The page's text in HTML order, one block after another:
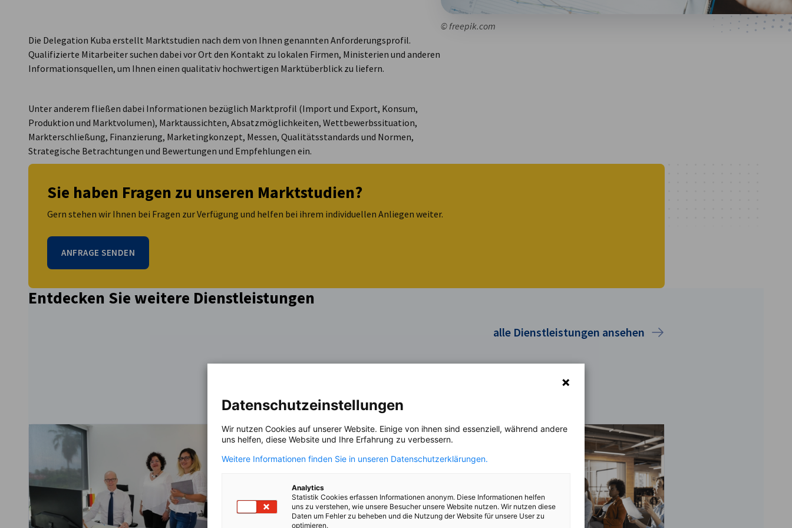
© freepik.com
Die Delegation Kuba erstellt Marktstudien nach dem von Ihnen genannten Anforderungsprofil.
Qualifizierte Mitarbeiter suchen dabei vor Ort den Kontakt zu lokalen Firmen, Ministerien und anderen
Informationsquellen, um Ihnen einen qualitativ hochwertigen Marktüberblick zu liefern.
Unter anderem fließen dabei Informationen bezüglich Marktprofil (Import und Export, Konsum,
Produktion und Marktvolumen), Marktaussichten, Absatzmöglichkeiten, Wettbewerbssituation,
Markterschließung, Finanzierung, Marketingkonzept, Messen, Qualitätsstandards und Normen,
Strategische Betrachtungen und Bewertungen und Empfehlungen ein.
Sie haben Fragen zu unseren Marktstudien?
Gern stehen wir Ihnen bei Fragen zur Verfügung und helfen bei ihrem individuellen Anliegen weiter.
ANFRAGE SENDEN
Entdecken Sie weitere Dienstleistungen
alle Dienstleistungen ansehen
Datenschutzeinstellungen
Wir nutzen Cookies auf unserer Website. Einige von ihnen sind essenziell, während andere
uns helfen, diese Website und Ihre Erfahrung zu verbessern.
Weitere Informationen finden Sie in unseren Datenschutzerklärungen.
Analytics
Statistik Cookies erfassen Informationen anonym. Diese Informationen helfen
uns zu verstehen, wie unsere Besucher unsere Website nutzen. Wir nutzen diese
Daten um Fehler zu beheben und die Nutzung der Website für unsere User zu
optimieren.